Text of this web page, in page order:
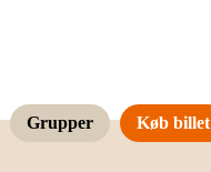
Grupper Køb billet